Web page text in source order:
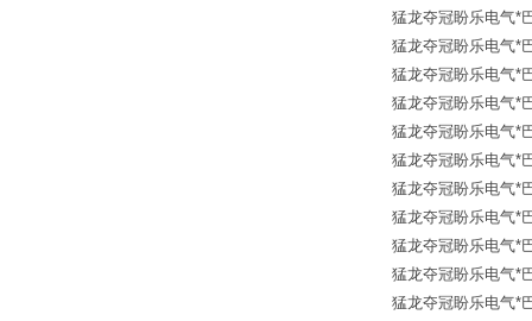
猛龙夺冠盼乐电气*
猛龙夺冠盼乐电气*
猛龙夺冠盼乐电气*
猛龙夺冠盼乐电气*
猛龙夺冠盼乐电气*
猛龙夺冠盼乐电气*
猛龙夺冠盼乐电气*
猛龙夺冠盼乐电气*
猛龙夺冠盼乐电气*
猛龙夺冠盼乐电气*
猛龙夺冠盼乐电气*